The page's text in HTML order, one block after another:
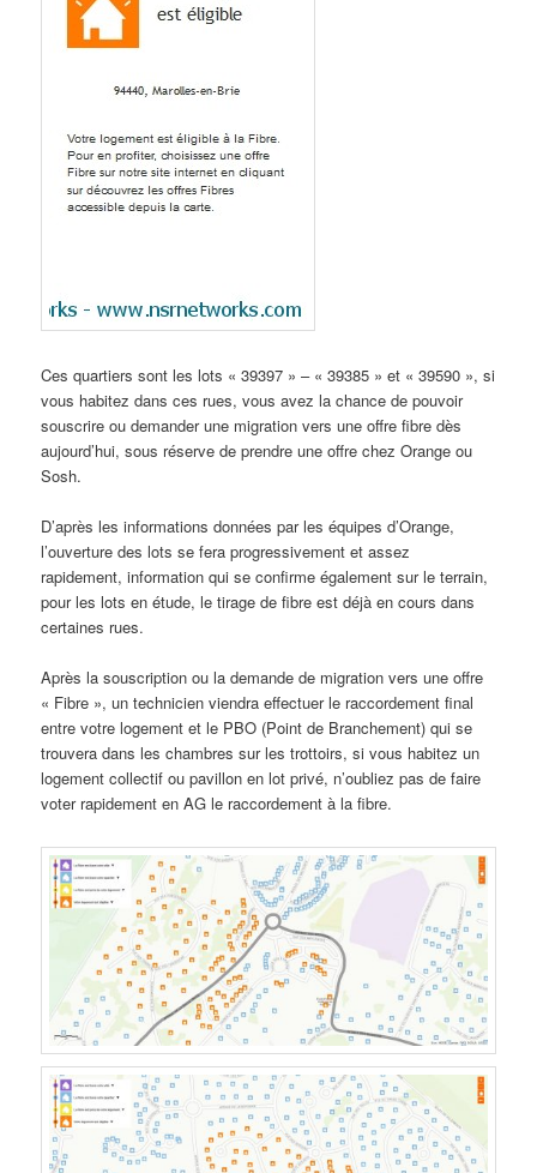
Ces quartiers sont les lots « 39397 » – « 39385 » et « 39590 », si
vous habitez dans ces rues, vous avez la chance de pouvoir
souscrire ou demander une migration vers une offre fibre dès
aujourd’hui, sous réserve de prendre une offre chez Orange ou
Sosh.
D’après les informations données par les équipes d’Orange,
l’ouverture des lots se fera progressivement et assez
rapidement, information qui se confirme également sur le terrain,
pour les lots en étude, le tirage de fibre est déjà en cours dans
certaines rues.
Après la souscription ou la demande de migration vers une offre
« Fibre », un technicien viendra effectuer le raccordement final
entre votre logement et le PBO (Point de Branchement) qui se
trouvera dans les chambres sur les trottoirs, si vous habitez un
logement collectif ou pavillon en lot privé, n’oubliez pas de faire
voter rapidement en AG le raccordement à la fibre.